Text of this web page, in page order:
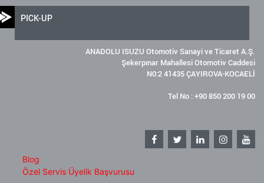
PICK-UP
ANADOLU ISUZU Otomotiv Sanayi ve Ticaret A.Ş.
Şekerpınar Mahallesi Otomotiv Caddesi
N0:2 41435 ÇAYIROVA-KOCAELİ
Tel No : +90 850 200 19 00
Blog
Özel Servis Üyelik Başvurusu